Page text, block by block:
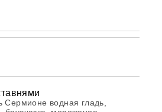
Сермионе водная гладь,